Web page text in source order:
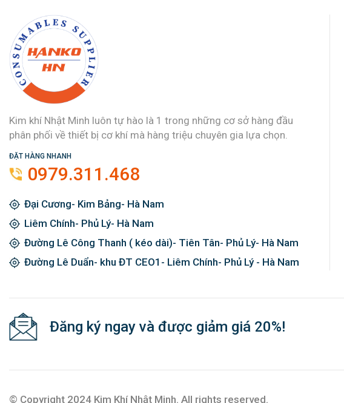
Kim khí Nhật Minh luôn tự hào là 1 trong những cơ sở hàng đầu
phân phối về thiết bị cơ khí mà hàng triệu chuyên gia lựa chọn.
ĐẶT HÀNG NHANH
0979.311.468
Đại Cương- Kim Bảng- Hà Nam
Liêm Chính- Phủ Lý- Hà Nam
Đường Lê Công Thanh ( kéo dài)- Tiên Tân- Phủ Lý- Hà Nam
Đường Lê Duẩn- khu ĐT CEO1- Liêm Chính- Phủ Lý - Hà Nam
Đăng ký ngay và được giảm giá 20%!
© Copyright 2024 Kim Khí Nhật Minh. All rights reserved.